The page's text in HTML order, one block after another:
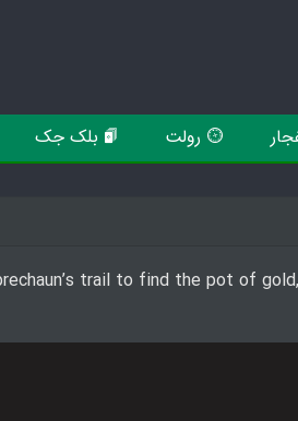
رولت بلک جک
trail to find the pot of